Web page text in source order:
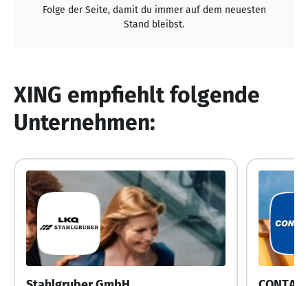
Folge der Seite, damit du immer auf dem neuesten
Stand bleibst.
XING empfiehlt folgende
Unternehmen: